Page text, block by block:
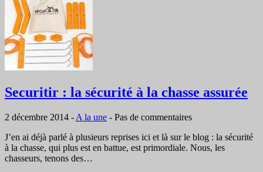
Securitir : la sécurité à la chasse assurée
2 décembre 2014 - A la une - Pas de commentaires
J’en ai déjà parlé à plusieurs reprises ici et là sur le blog : la sécurité
à la chasse, qui plus est en battue, est primordiale. Nous, les
chasseurs, tenons des…